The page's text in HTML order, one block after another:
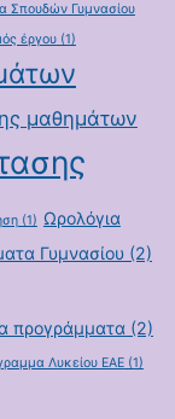
Σπουδών Γυμνασίου
έργου(1)
μαθημάτων
(1) Ωρολόγια
Γυμνασίου(2)
προγράμματα (2)
Λυκείου ΕΑΕ(1)